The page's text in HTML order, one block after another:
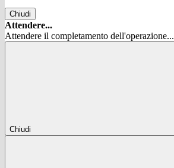
Chiudi
Attendere...
Attendere il completamento dell'operazione...
Chiudi